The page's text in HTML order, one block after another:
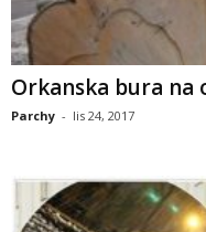
Orkanska bura na
Parchy - lis 24, 2017